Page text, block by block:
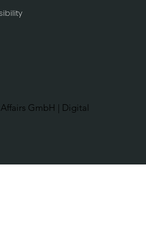
GmbH | Digital